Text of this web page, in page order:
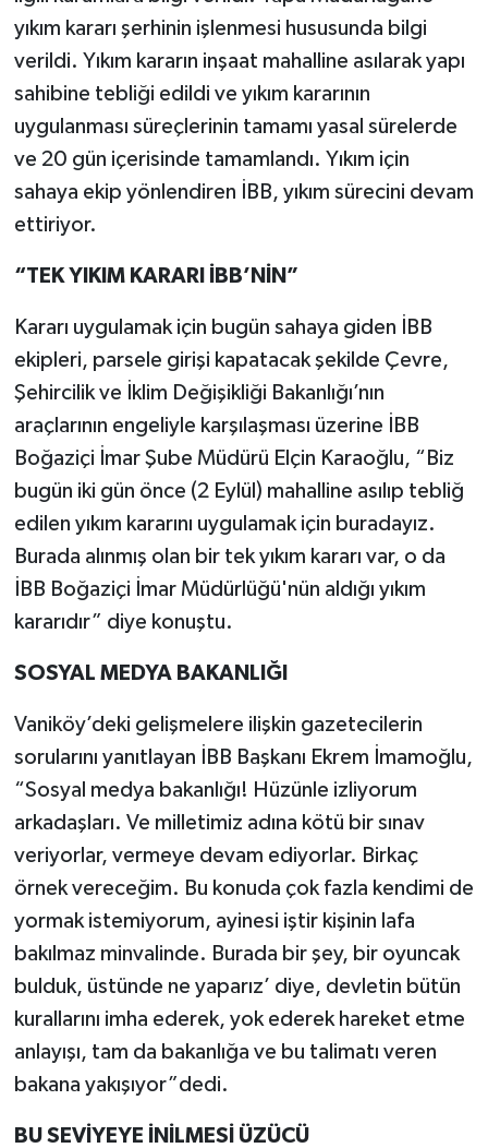
yıkım kararı şerhinin işlenmesi hususunda bilgi
verildi. Yıkım kararın inşaat mahalline asılarak yapı
sahibine tebliği edildi ve yıkım kararının
uygulanması süreçlerinin tamamı yasal sürelerde
ve 20 gün içerisinde tamamlandı. Yıkım için
sahaya ekip yönlendiren İBB, yıkım sürecini devam
ettiriyor.
“TEK YIKIM KARARI İBB’NİN”
Kararı uygulamak için bugün sahaya giden İBB
ekipleri, parsele girişi kapatacak şekilde Çevre,
Şehircilik ve İklim Değişikliği Bakanlığı’nın
araçlarının engeliyle karşılaşması üzerine İBB
Boğaziçi İmar Şube Müdürü Elçin Karaoğlu, “Biz
bugün iki gün önce (2 Eylül) mahalline asılıp tebliğ
edilen yıkım kararını uygulamak için buradayız.
Burada alınmış olan bir tek yıkım kararı var, o da
İBB Boğaziçi İmar Müdürlüğü'nün aldığı yıkım
kararıdır” diye konuştu.
SOSYAL MEDYA BAKANLIĞI
Vaniköy’deki gelişmelere ilişkin gazetecilerin
sorularını yanıtlayan İBB Başkanı Ekrem İmamoğlu,
“Sosyal medya bakanlığı! Hüzünle izliyorum
arkadaşları. Ve milletimiz adına kötü bir sınav
veriyorlar, vermeye devam ediyorlar. Birkaç
örnek vereceğim. Bu konuda çok fazla kendimi de
yormak istemiyorum, ayinesi iştir kişinin lafa
bakılmaz minvalinde. Burada bir şey, bir oyuncak
bulduk, üstünde ne yaparız’ diye, devletin bütün
kurallarını imha ederek, yok ederek hareket etme
anlayışı, tam da bakanlığa ve bu talimatı veren
bakana yakışıyor”dedi.
BU SEVİYEYE İNİLMESİ ÜZÜCÜ